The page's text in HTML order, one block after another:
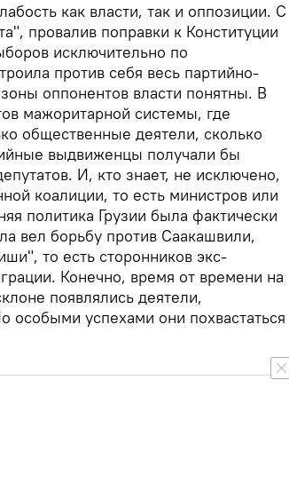
как власти, так и оппозиции. С
провалив поправки к Конституции
исключительно по
против себя весь партийно-
оппонентов власти понятны. В
мажоритарной системы, где
общественные деятели, сколько
выдвиженцы получали бы
И, кто знает, не исключено,
коалиции, то есть министров или
политика Грузии была фактически
вел борьбу против Саакашвили,
то есть сторонников экс-
Конечно, время от времени на
появлялись деятели,
особыми успехами они похвастаться